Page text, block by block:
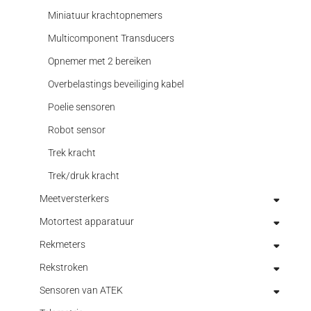
Miniatuur krachtopnemers
Multicomponent Transducers
Opnemer met 2 bereiken
Overbelastings beveiliging kabel
Poelie sensoren
Robot sensor
Trek kracht
Trek/druk kracht
Meetversterkers
Analoge meetversterkers
Digitale meetversterkers
Draagbare indicatoren
Indicatoren
Motortest apparatuur
Elektronica voor motortest
Hysterese dynamometers
Poeder Dynamometer (rem)
Rekmeters
Optische rekmeters
Rekmeters aanschroefbaar
Rekstroken
Accessoires voor rekstroken
Sensoren van ATEK